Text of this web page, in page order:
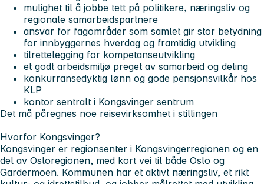
mulighet til å jobbe tett på politikere, næringsliv og
regionale samarbeidspartnere
ansvar for fagområder som samlet gir stor betydning
for innbyggernes hverdag og framtidig utvikling
tilrettelegging for kompetanseutvikling
et godt arbeidsmiljø preget av samarbeid og deling
konkurransedyktig lønn og gode pensjonsvilkår hos
KLP
kontor sentralt i Kongsvinger sentrum
Det må påregnes noe reisevirksomhet i stillingen
Hvorfor Kongsvinger?
Kongsvinger er regionsenter i Kongsvingerregionen og en
del av Osloregionen, med kort vei til både Oslo og
Gardermoen. Kommunen har et aktivt næringsliv, et rikt